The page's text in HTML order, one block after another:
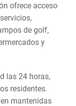
ofrece acceso
de golf,
y
las 24 horas,
residentes.
mantenidas